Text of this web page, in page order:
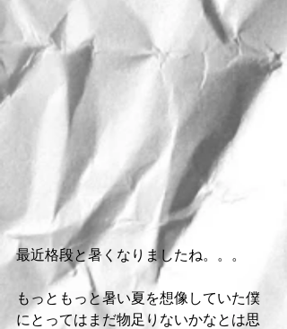
最近格段と暑くなりましたね。。。
もっともっと暑い夏を想像していた僕
にとってはまだ物足りないかなとは思